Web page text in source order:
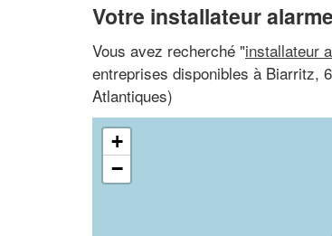
Votre installateur
Vous avez recherché "installateur
entreprises disponibles à Biarritz,
Atlantiques)
+
−